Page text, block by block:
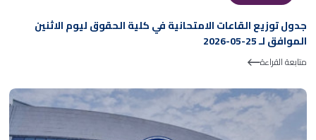
جدول توزيع القاعات الامتحانية في كلية الحقوق ليوم الاثنين
الموافق لـ 25-05-2026
متابعة القراءة